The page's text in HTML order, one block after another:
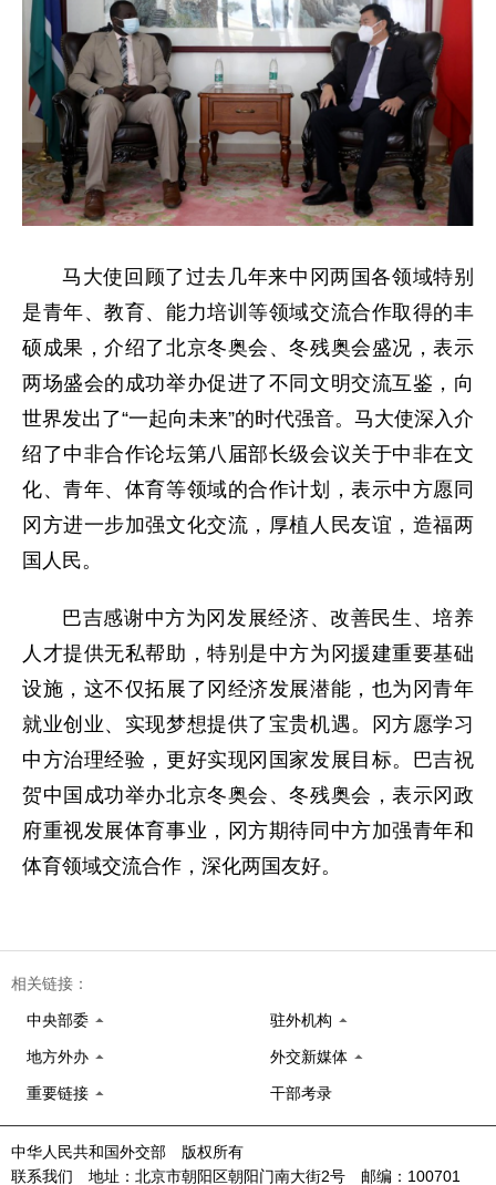
马大使回顾了过去几年来中冈两国各领域特别
是青年、教育、能力培训等领域交流合作取得的丰
硕成果，介绍了北京冬奥会、冬残奥会盛况，表示
两场盛会的成功举办促进了不同文明交流互鉴，向
世界发出了“一起向未来”的时代强音。马大使深入介
绍了中非合作论坛第八届部长级会议关于中非在文
化、青年、体育等领域的合作计划，表示中方愿同
冈方进一步加强文化交流，厚植人民友谊，造福两
国人民。
巴吉感谢中方为冈发展经济、改善民生、培养
人才提供无私帮助，特别是中方为冈援建重要基础
设施，这不仅拓展了冈经济发展潜能，也为冈青年
就业创业、实现梦想提供了宝贵机遇。冈方愿学习
中方治理经验，更好实现冈国家发展目标。巴吉祝
贺中国成功举办北京冬奥会、冬残奥会，表示冈政
府重视发展体育事业，冈方期待同中方加强青年和
体育领域交流合作，深化两国友好。
相关链接：
中央部委 驻外机构
地方外办 外交新媒体
重要链接 干部考录
中华人民共和国外交部 版权所有
联系我们 地址：北京市朝阳区朝阳门南大街2号 邮编：100701